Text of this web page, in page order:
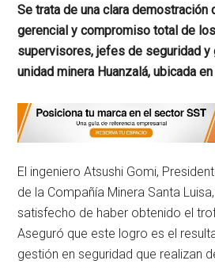
Se trata de una clara demostración
gerencial y compromiso total de
supervisores, jefes de seguridad y
unidad minera Huanzalá, ubicada
El ingeniero Atsushi Gomi,
de la Compañía Minera Santa
satisfecho de haber obtenido el
Aseguró que este logro es el
gestión en seguridad que realizan